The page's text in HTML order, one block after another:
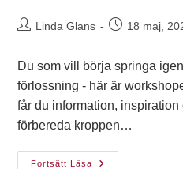
Linda Glans 18 maj,
Du som vill börja springa
förlossning - här är
får du information,
förbereda kroppen…
Fortsätt Läsa